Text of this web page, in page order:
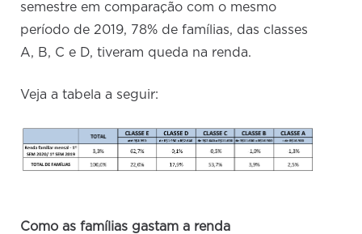
semestre em comparação com o mesmo
período de 2019, 78% de famílias, das classes
A, B, C e D, tiveram queda na renda.
Veja a tabela a seguir:
Como as famílias gastam a renda